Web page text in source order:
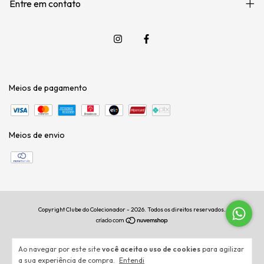
Ao navegar por este site você aceita o uso de cookies para agilizar
a sua experiência de compra. Entendi
Entre em contato
Meios de pagamento
Meios de envio
Copyright Clube do Colecionador - 2026. Todos os direitos reservados.